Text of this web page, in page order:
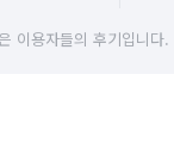
이용자들의 후기입니다.